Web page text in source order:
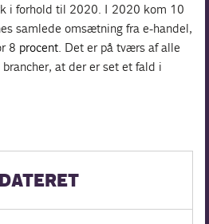
i forhold til 2020. I 2020 kom 10
samlede omsætning fra e-handel,
8 procent . Det er på tværs af alle
at der er set et fald i